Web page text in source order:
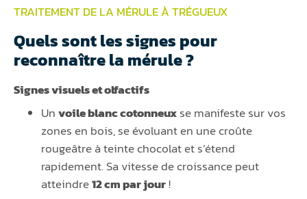
TRAITEMENT DE LA MÉRULE À TRÉGUEUX
Quels sont les signes pour
reconnaître la mérule ?
Signes visuels et olfactifs
Unvoile blanc cotonneuxse manifeste sur vos
zones en bois, se évoluant en une croûte
rougeâtre à teinte chocolat et s’étend
rapidement. Sa vitesse de croissance peut
atteindre12 cm par jour!